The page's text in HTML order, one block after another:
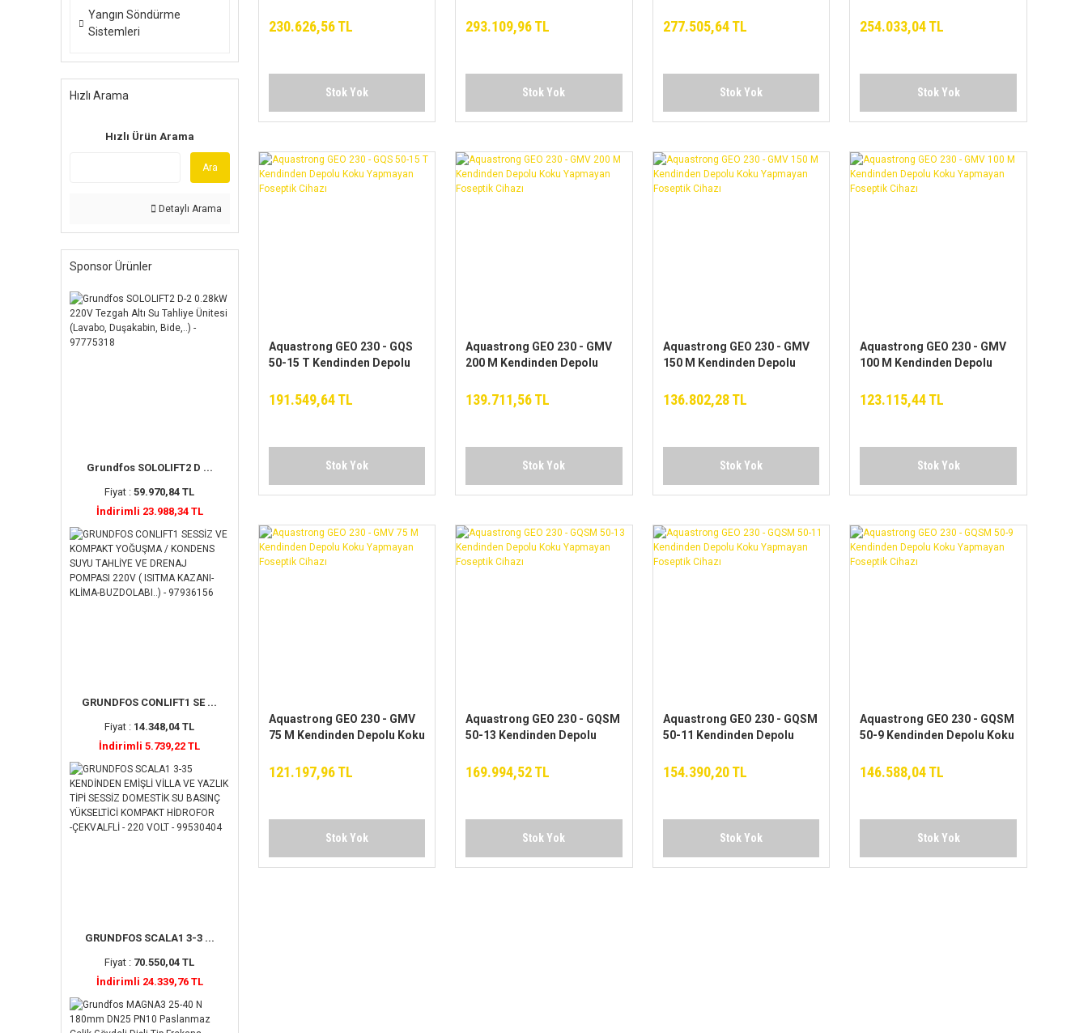
Yangın Söndürme
Sistemleri
Hızlı Arama
Hızlı Ürün Arama
Ara
Detaylı Arama
Sponsor Ürünler
Grundfos SOLOLIFT2 D ...
Fiyat :59.970,84 TL
İndirimli 23.988,34 TL
GRUNDFOS CONLIFT1 SE ...
Fiyat : 14.348,04 TL
İndirimli 5.739,22 TL
GRUNDFOS SCALA1 3-3 ...
Fiyat : 70.550,04 TL
İndirimli 24.339,76 TL
Cihazı
230.626,56 TL
Stok Yok
Foseptik Tahliye Cihazı
293.109,96 TL
Stok Yok
Foseptik Tahliye Cihazı
277.505,64 TL
Stok Yok
Foseptik Tahliye Cihazı
254.033,04 TL
Stok Yok
Aquastrong GEO 230 - GQS
50-15 T Kendinden Depolu
Cihazı
191.549,64 TL
Stok Yok
Aquastrong GEO 230 - GMV
200 M Kendinden Depolu
Cihazı
139.711,56 TL
Stok Yok
Aquastrong GEO 230 - GMV
150 M Kendinden Depolu
Cihazı
136.802,28 TL
Stok Yok
Aquastrong GEO 230 - GMV
100 M Kendinden Depolu
Cihazı
123.115,44 TL
Stok Yok
Aquastrong GEO 230 - GMV
75 M Kendinden Depolu Koku
121.197,96 TL
Stok Yok
Aquastrong GEO 230 - GQSM
50-13 Kendinden Depolu
Cihazı
169.994,52 TL
Stok Yok
Aquastrong GEO 230 - GQSM
50-11 Kendinden Depolu
Cihazı
154.390,20 TL
Stok Yok
Aquastrong GEO 230 - GQSM
50-9 Kendinden Depolu Koku
146.588,04 TL
Stok Yok